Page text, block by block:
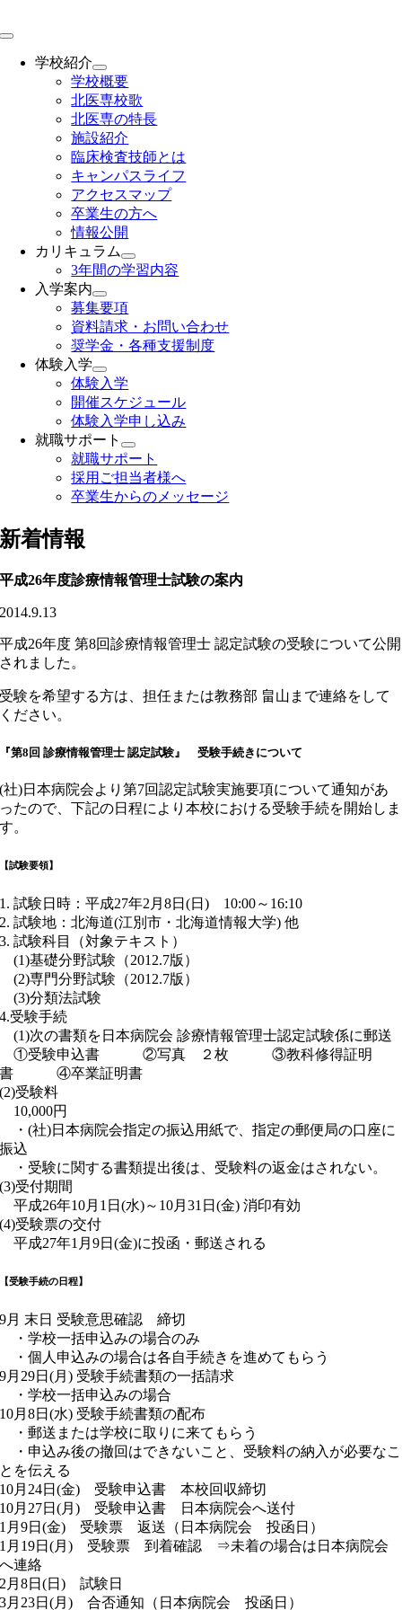
to
Toggle
Navigation学校紹介
学校概要
北医専校歌
北医専の特長
施設紹介
臨床検査技師とは
キャンパスライフ
アクセスマップ
卒業生の方へ
情報公開
カリキュラム
3年間の学習内容
入学案内
募集要項
資料請求・お問い合わせ
奨学金・各種支援制度
体験入学
体験入学
開催スケジュール
体験入学申し込み
就職サポート
就職サポート
採用ご担当者様へ
卒業生からのメッセージ
新着情報
平成26年度診療情報管理士試験の案内
2014.9.13
平成26年度 第8回診療情報管理士 認定試験の受験について公開
されました。
受験を希望する方は、担任または教務部 畠山まで連絡をして
ください。
『第8回 診療情報管理士 認定試験』 受験手続きについて
(社)日本病院会より第7回認定試験実施要項について通知があ
ったので、下記の日程により本校における受験手続を開始しま
す。
【試験要領】
1. 試験日時：平成27年2月8日(日) 10:00～16:10
2. 試験地：北海道(江別市・北海道情報大学) 他
3. 試験科目（対象テキスト）
(1)基礎分野試験（2012.7版）
(2)専門分野試験（2012.7版）
(3)分類法試験
4.受験手続
(1)次の書類を日本病院会 診療情報管理士認定試験係に郵送
①受験申込書 ②写真 ２枚 ③教科修得証明
書 ④卒業証明書
(2)受験料
10,000円
・(社)日本病院会指定の振込用紙で、指定の郵便局の口座に
振込
・受験に関する書類提出後は、受験料の返金はされない。
(3)受付期間
平成26年10月1日(水)～10月31日(金) 消印有効
(4)受験票の交付
平成27年1月9日(金)に投函・郵送される
【受験手続の日程】
9月 末日 受験意思確認 締切
・学校一括申込みの場合のみ
・個人申込みの場合は各自手続きを進めてもらう
9月29日(月) 受験手続書類の一括請求
・学校一括申込みの場合
10月8日(水) 受験手続書類の配布
・郵送または学校に取りに来てもらう
・申込み後の撤回はできないこと、受験料の納入が必要なこ
とを伝える
10月24日(金) 受験申込書 本校回収締切
10月27日(月) 受験申込書 日本病院会へ送付
1月9日(金) 受験票 返送（日本病院会 投函日）
1月19日(月) 受験票 到着確認 ⇒未着の場合は日本病院会
へ連絡
2月8日(日) 試験日
3月23日(月) 合否通知（日本病院会 投函日）